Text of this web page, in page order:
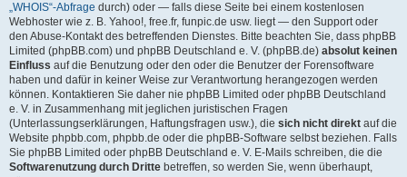
„WHOIS“-Abfrage durch) oder — falls diese Seite bei einem kostenlosen
Webhoster wie z. B. Yahoo!, free.fr, funpic.de usw. liegt — den Support oder
den Abuse-Kontakt des betreffenden Dienstes. Bitte beachten Sie, dass phpBB
Limited (phpBB.com) und phpBB Deutschland e. V. (phpBB.de) absolut keinen
Einfluss auf die Benutzung oder den oder die Benutzer der Forensoftware
haben und dafür in keiner Weise zur Verantwortung herangezogen werden
können. Kontaktieren Sie daher nie phpBB Limited oder phpBB Deutschland
e. V. in Zusammenhang mit jeglichen juristischen Fragen
(Unterlassungserklärungen, Haftungsfragen usw.), die sich nicht direkt auf die
Website phpbb.com, phpbb.de oder die phpBB-Software selbst beziehen. Falls
Sie phpBB Limited oder phpBB Deutschland e. V. E-Mails schreiben, die die
Softwarenutzung durch Dritte betreffen, so werden Sie, wenn überhaupt,